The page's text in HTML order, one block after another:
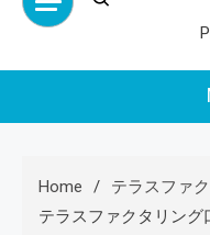
Home
テラスファ
テラスファクタリング